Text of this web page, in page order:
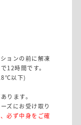
ョンの前に解凍
12時間です。
以下)
ります。
ズにお受け取り
必ず中身をご確